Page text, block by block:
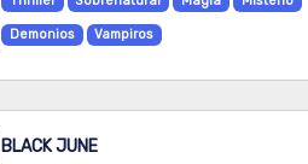
Demonios Vampiros
BLACK JUNE